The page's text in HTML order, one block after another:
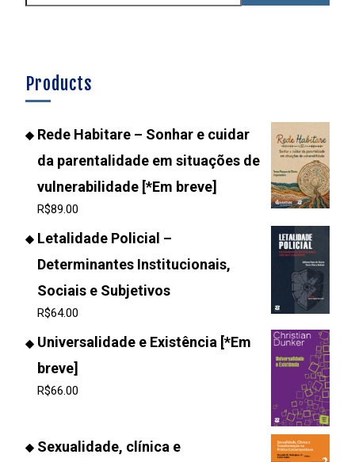
Products
Rede Habitare – Sonhar e cuidar
da parentalidade em situações de
vulnerabilidade [*Em breve]
R$89.00
Letalidade Policial –
Determinantes Institucionais,
Sociais e Subjetivos
R$64.00
Universalidade e Existência [*Em
breve]
R$66.00
Sexualidade, clínica e